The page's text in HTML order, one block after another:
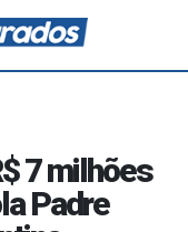
7 milhões
Padre